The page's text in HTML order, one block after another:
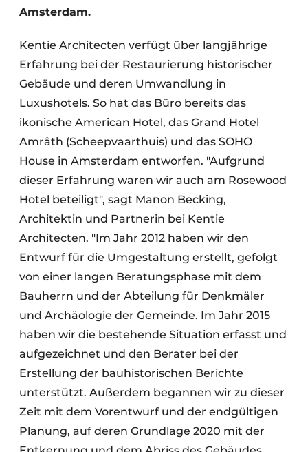
Amsterdam.
Kentie Architecten verfügt über langjährige
Erfahrung bei der Restaurierung historischer
Gebäude und deren Umwandlung in
Luxushotels. So hat das Büro bereits das
ikonische American Hotel, das Grand Hotel
Amrâth (Scheepvaarthuis) und das SOHO
House in Amsterdam entworfen. "Aufgrund
dieser Erfahrung waren wir auch am Rosewood
Hotel beteiligt", sagt Manon Becking,
Architektin und Partnerin bei Kentie
Architecten. "Im Jahr 2012 haben wir den
Entwurf für die Umgestaltung erstellt, gefolgt
von einer langen Beratungsphase mit dem
Bauherrn und der Abteilung für Denkmäler
und Archäologie der Gemeinde. Im Jahr 2015
haben wir die bestehende Situation erfasst und
aufgezeichnet und den Berater bei der
Erstellung der bauhistorischen Berichte
unterstützt. Außerdem begannen wir zu dieser
Zeit mit dem Vorentwurf und der endgültigen
Planung, auf deren Grundlage 2020 mit der